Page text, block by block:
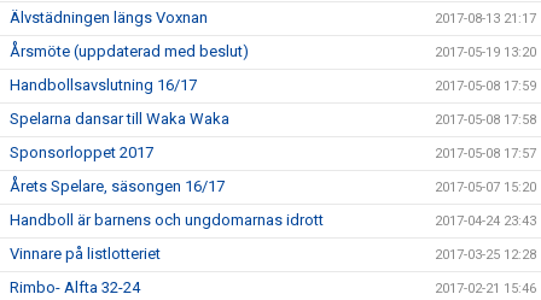
Älvstädningen längs Voxnan 2017-08-13 21:17
Årsmöte (uppdaterad med beslut) 2017-05-19 13:20
Handbollsavslutning 16/17 2017-05-08 17:59
Spelarna dansar till Waka Waka 2017-05-08 17:58
Sponsorloppet 2017 2017-05-08 17:57
Årets Spelare, säsongen 16/17 2017-05-07 15:20
Handboll är barnens och ungdomarnas idrott 2017-04-24 23:43
Vinnare på listlotteriet 2017-03-25 12:28
Rimbo- Alfta 32-24 2017-02-21 15:46